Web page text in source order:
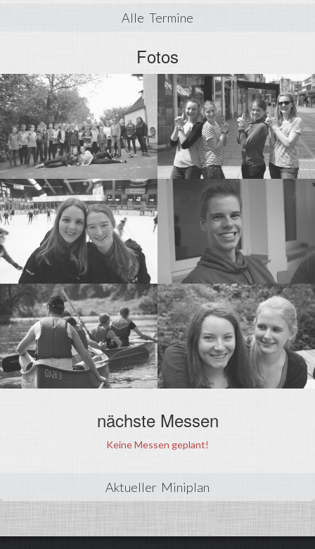
Alle Termine
Fotos
nächste Messen
Keine Messen geplant!
Aktueller Miniplan